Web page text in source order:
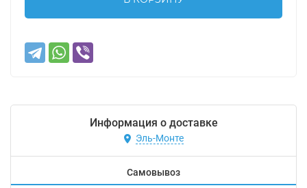
Информация о доставке
Эль-Монте
Самовывоз